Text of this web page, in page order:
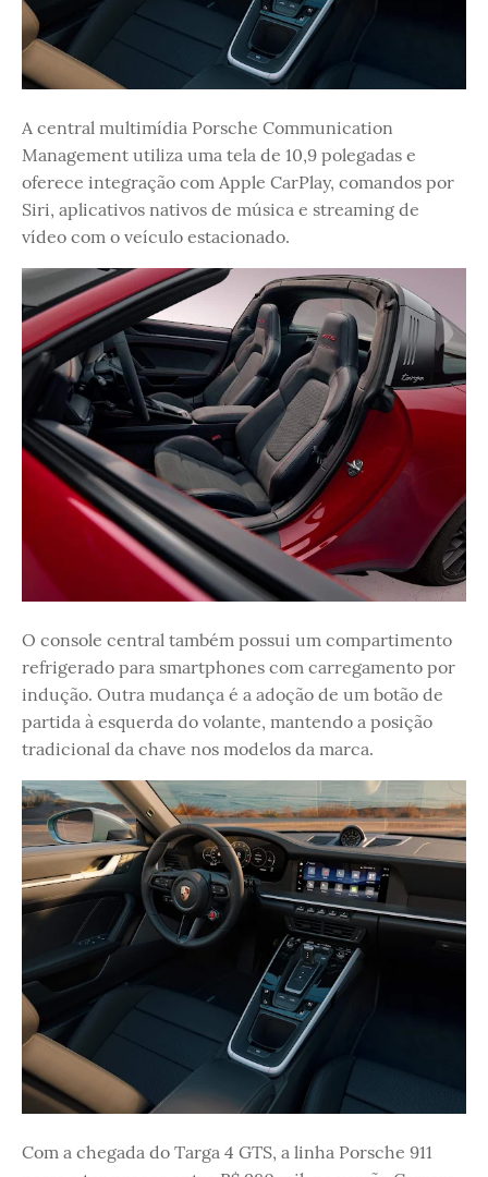
A central multimídia Porsche Communication
Management utiliza uma tela de 10,9 polegadas e
oferece integração com Apple CarPlay, comandos por
Siri, aplicativos nativos de música e streaming de
vídeo com o veículo estacionado.
O console central também possui um compartimento
refrigerado para smartphones com carregamento por
indução. Outra mudança é a adoção de um botão de
partida à esquerda do volante, mantendo a posição
tradicional da chave nos modelos da marca.
Com a chegada do Targa 4 GTS, a linha Porsche 911